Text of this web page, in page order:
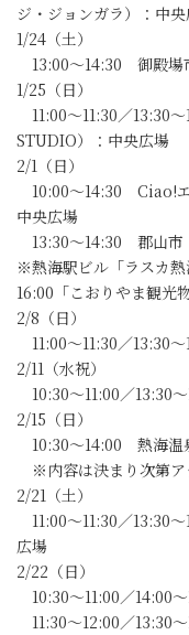
ジ・ジョンガラ）：中
1/24（土）
13:00～14:30 御殿場
1/25（日）
11:00～11:30／13:30
STUDIO）：中央広場
2/1（日）
10:00～14:30 Ciao!エ
中央広場
13:30～14:30 郡山市
※熱海駅ビル「ラスカ熱
16:00「こおりやま観光
2/8（日）
11:00～11:30／13:30
2/11（水祝）
10:30～11:00／13:30
2/15（日）
10:30～14:00 熱海温
※内容は決まり次第ア
2/21（土）
11:00～11:30／13:30
広場
2/22（日）
10:30～11:00／14:00
11:30～12:00／13:30